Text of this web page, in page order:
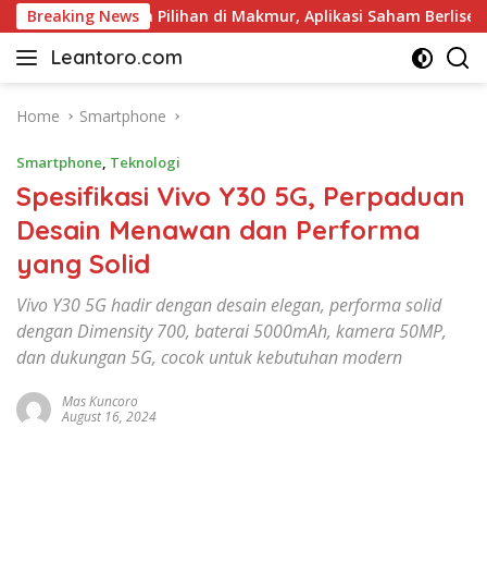
Skip
to
content
Breaking News
Pariwisata Pilihan di Makmur, Aplikasi Saham Berlisensi OJK
Leantoro.com
Jasa
Artikel,
dan
Digital
Marketing
–
Ciptakan
Cerita,
Membangun
Citra
Home Smartphone
Smartphone, Teknologi
Spesifikasi Vivo Y30 5G, Perpaduan
Desain Menawan dan Performa
yang Solid
Vivo Y30 5G hadir dengan desain elegan, performa solid
dengan Dimensity 700, baterai 5000mAh, kamera 50MP,
dan dukungan 5G, cocok untuk kebutuhan modern
Mas Kuncoro
August 16, 2024